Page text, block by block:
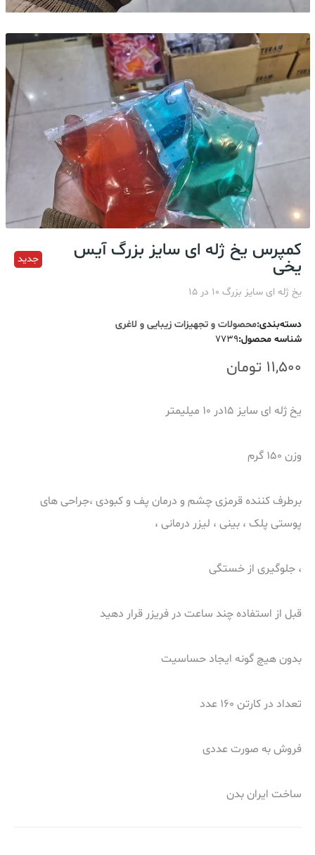
کمپرس یخ ژله ای سایز بزرگ آیس
یخی جدید
یخ ژله ای سایز بزرگ 10 در 15
دسته‌بندی:محصولات و تجهیزات زیبایی و لاغری
شناسه محصول:
7739
11,500 تومان
یخ ژله ای سایز 15در 10 میلیمتر
وزن 150 گرم
برطرف کننده قرمزی چشم و درمان پف و کبودی ،جراحی های
پوستی پلک ، بینی ، لیزر درمانی ،
، جلوگیری از خستگی
قبل از استفاده چند ساعت در فریزر قرار دهید
بدون هیچ گونه ایجاد حساسیت
تعداد در کارتن 160 عدد
فروش به صورت عددی
ساخت ایران بدن